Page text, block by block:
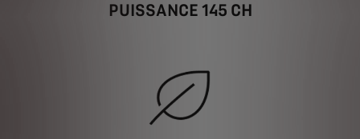
PUISSANCE 145 CH